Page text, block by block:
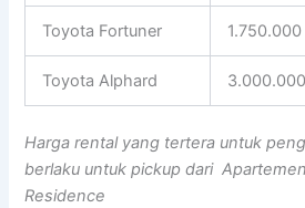
Toyota Fortuner 1.750.000
Toyota Alphard 3.000.000
Harga rental yang tertera untuk
berlaku untuk pickup dari
Residence